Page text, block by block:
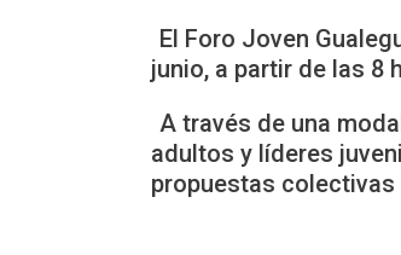
El Foro Joven
junio, a partir de las 8
A través de una
adultos y líderes
propuestas